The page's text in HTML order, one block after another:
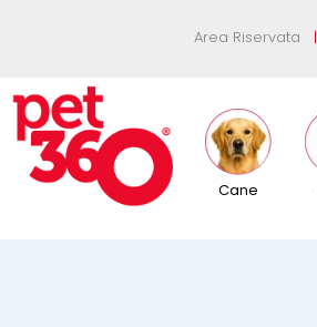
Area Riservata |
Cane